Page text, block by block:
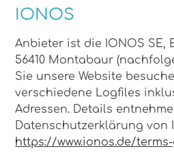
IONOS
Anbieter ist die IONOS SE,
56410 Montabaur
Sie unsere Website
verschiedene Logfiles
Adressen. Details
Datenschutzerklärung von
https://www.ionos.de/